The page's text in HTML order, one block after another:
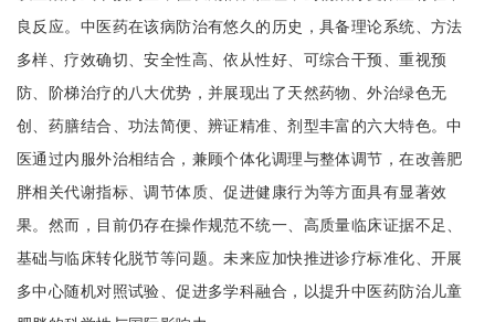
良反应。中医药在该病防治有悠久的历史，具备理论系统、方法
多样、疗效确切、安全性高、依从性好、可综合干预、重视预
防、阶梯治疗的八大优势，并展现出了天然药物、外治绿色无
创、药膳结合、功法简便、辨证精准、剂型丰富的六大特色。中
医通过内服外治相结合，兼顾个体化调理与整体调节，在改善肥
胖相关代谢指标、调节体质、促进健康行为等方面具有显著效
果。然而，目前仍存在操作规范不统一、高质量临床证据不足、
基础与临床转化脱节等问题。未来应加快推进诊疗标准化、开展
多中心随机对照试验、促进多学科融合，以提升中医药防治儿童